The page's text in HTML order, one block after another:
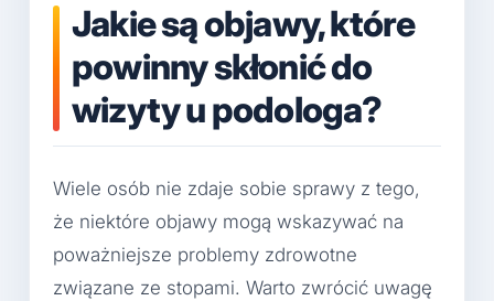
Jakie są objawy, które
powinny skłonić do
wizyty u podologa?
Wiele osób nie zdaje sobie sprawy z tego,
że niektóre objawy mogą wskazywać na
poważniejsze problemy zdrowotne
związane ze stopami. Warto zwrócić uwagę